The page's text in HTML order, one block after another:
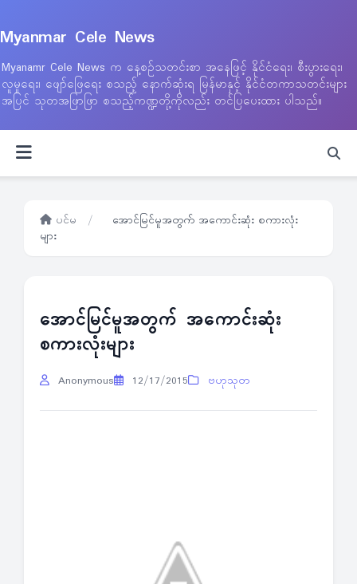
Myanmar Cele News
Myanamr Cele News က နေ့စဉ်သတင်းစာ အနေဖြင့် နိုင်ငံရေး၊ စီးပွားရေး၊
လူမှုရေး၊ ဖျော်ဖြေရေး စသည့် နောက်ဆုံးရ မြန်မာနှင့် နိုင်ငံတကာသတင်းများ
အပြင် သုတအဖြာဖြာ စသည့်ကဏ္ဍတို့ကိုလည်း တင်ပြပေးထား ပါသည်။
ပင်မ /
အောင်မြင်မူအတွက် အကောင်းဆုံး စကားလုံး
များ
အောင်မြင်မူအတွက် အကောင်းဆုံး
စကားလုံးများ
Anonymous 12/17/2015 ဗဟုသုတ